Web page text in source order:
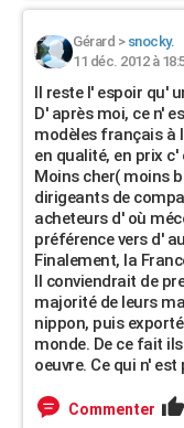
Gérard > snocky.
11 déc. 2012 à
Il reste l' espoir qu'
D' après moi, ce n'
modèles français à
en qualité, en prix c'
Moins cher( moins
dirigeants de
acheteurs d' où
préférence vers d'
Finalement, la
Il conviendrait de
majorité de leurs
nippon, puis
monde. De ce fait
oeuvre. Ce qui n'
Commenter